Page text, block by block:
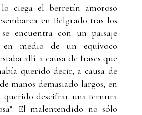
ciega el berretín amoroso
en Belgrado tras los
encuentra con un paisaje
en medio de un equívoco
allí a causa de frases que
querido decir, a causa de
manos demasiado largos, en
querido descifrar una ternura
El malentendido no sólo